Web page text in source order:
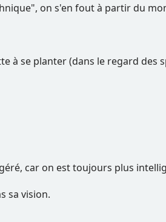
on s'en fout à partir du
se planter (dans le regard des
car on est toujours plus
sa vision.